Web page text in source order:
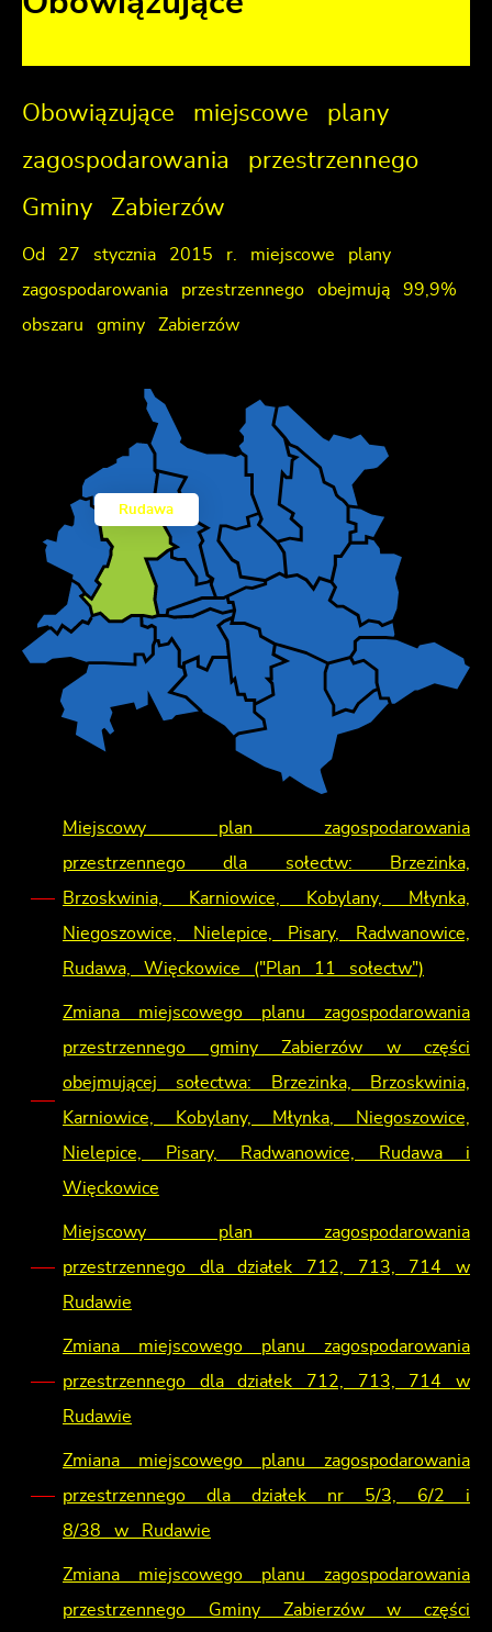
Obowiązujące miejscowe plany
zagospodarowania przestrzennego
Gminy Zabierzów
Od 27 stycznia 2015 r. miejscowe plany
zagospodarowania przestrzennego obejmują 99,9%
obszaru gminy Zabierzów
Rudawa
Miejscowy plan zagospodarowania
przestrzennego dla sołectw: Brzezinka,
Brzoskwinia, Karniowice, Kobylany, Młynka,
Niegoszowice, Nielepice, Pisary, Radwanowice,
Rudawa, Więckowice ("Plan 11 sołectw")
Zmiana miejscowego planu zagospodarowania
przestrzennego gminy Zabierzów w części
obejmującej sołectwa: Brzezinka, Brzoskwinia,
Karniowice, Kobylany, Młynka, Niegoszowice,
Nielepice, Pisary, Radwanowice, Rudawa i
Więckowice
Miejscowy plan zagospodarowania
przestrzennego dla działek 712, 713, 714 w
Rudawie
Zmiana miejscowego planu zagospodarowania
przestrzennego dla działek 712, 713, 714 w
Rudawie
Zmiana miejscowego planu zagospodarowania
przestrzennego dla działek nr 5/3, 6/2 i
8/38 w Rudawie
Zmiana miejscowego planu zagospodarowania
przestrzennego Gminy Zabierzów w części